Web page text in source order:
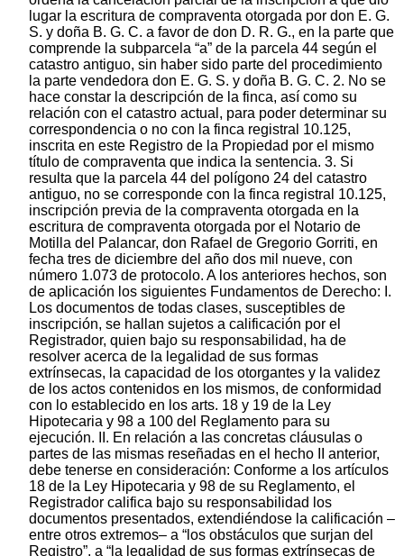
lugar la escritura de compraventa otorgada por don E. G.
S. y doña B. G. C. a favor de don D. R. G., en la parte que
comprende la subparcela “a” de la parcela 44 según el
catastro antiguo, sin haber sido parte del procedimiento
la parte vendedora don E. G. S. y doña B. G. C. 2. No se
hace constar la descripción de la finca, así como su
relación con el catastro actual, para poder determinar su
correspondencia o no con la finca registral 10.125,
inscrita en este Registro de la Propiedad por el mismo
título de compraventa que indica la sentencia. 3. Si
resulta que la parcela 44 del polígono 24 del catastro
antiguo, no se corresponde con la finca registral 10.125,
inscripción previa de la compraventa otorgada en la
escritura de compraventa otorgada por el Notario de
Motilla del Palancar, don Rafael de Gregorio Gorriti, en
fecha tres de diciembre del año dos mil nueve, con
número 1.073 de protocolo. A los anteriores hechos, son
de aplicación los siguientes Fundamentos de Derecho: I.
Los documentos de todas clases, susceptibles de
inscripción, se hallan sujetos a calificación por el
Registrador, quien bajo su responsabilidad, ha de
resolver acerca de la legalidad de sus formas
extrínsecas, la capacidad de los otorgantes y la validez
de los actos contenidos en los mismos, de conformidad
con lo establecido en los arts. 18 y 19 de la Ley
Hipotecaria y 98 a 100 del Reglamento para su
ejecución. II. En relación a las concretas cláusulas o
partes de las mismas reseñadas en el hecho II anterior,
debe tenerse en consideración: Conforme a los artículos
18 de la Ley Hipotecaria y 98 de su Reglamento, el
Registrador califica bajo su responsabilidad los
documentos presentados, extendiéndose la calificación –
entre otros extremos– a “los obstáculos que surjan del
Registro”, a “la legalidad de sus formas extrínsecas de